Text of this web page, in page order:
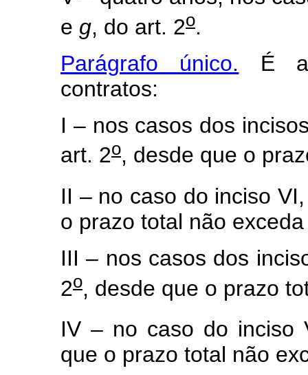
e g, do art. 2o.
Parágrafo único. É
contratos:
I – nos casos dos
art. 2o, desde que o
II – no caso do inciso
o prazo total não
III – nos casos dos
2o, desde que o prazo
IV – no caso do
que o prazo total não